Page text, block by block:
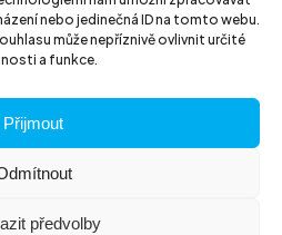
nebo jedinečná ID na tomto webu.
může nepříznivě ovlivnit určité
a funkce.
Přijmout
předvolby